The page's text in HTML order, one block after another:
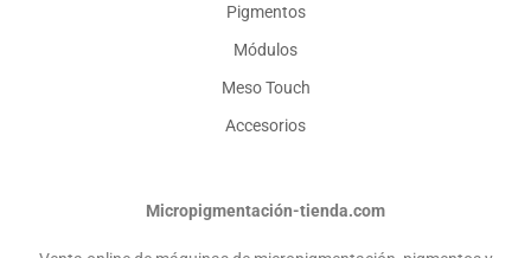
Pigmentos
Módulos
Meso Touch
Accesorios
Micropigmentación-tienda.com